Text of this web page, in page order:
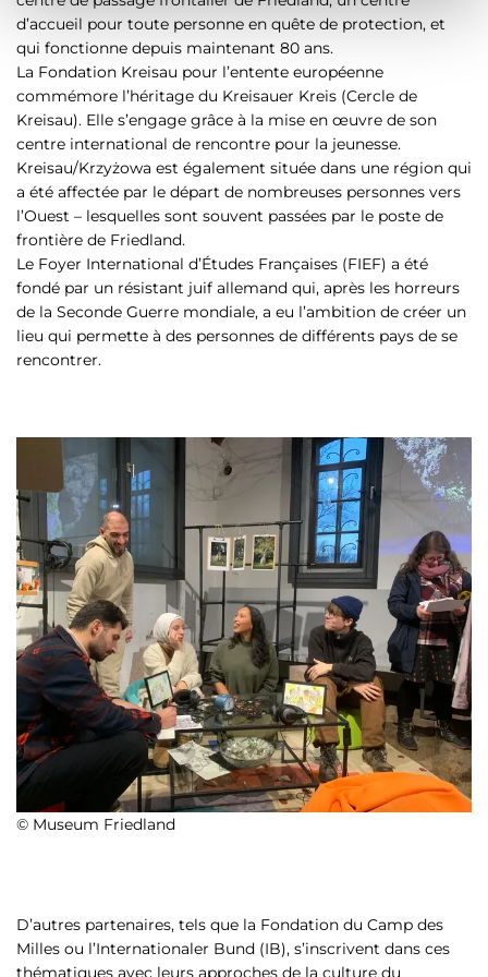
nd’accueil pour toute personne en quête de protection, et
qui fonctionne depuis maintenant 80 ans.
La Fondation Kreisau pour l’entente européenne
commémore l’héritage du Kreisauer Kreis (Cercle de
Kreisau). Elle s’engage grâce à la mise en œuvre de son
centre international de rencontre pour la jeunesse.
Kreisau/Krzyżowa est également située dans une région qui
a été affectée par le départ de nombreuses personnes vers
l’Ouest – lesquelles sont souvent passées par le poste de
frontière de Friedland.
Le Foyer International d’Études Françaises (FIEF) a été
fondé par un résistant juif allemand qui, après les horreurs
de la Seconde Guerre mondiale, a eu l’ambition de créer un
lieu qui permette à des personnes de différents pays de se
rencontrer.
© Museum Friedland
D’autres partenaires, tels que la Fondation du Camp des
Milles ou l’Internationaler Bund (IB), s’inscrivent dans ces
thématiques avec leurs approches de la culture du